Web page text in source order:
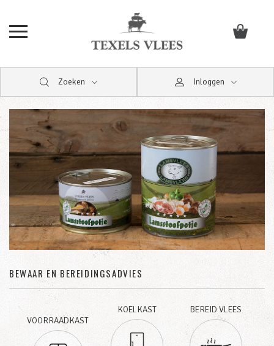
Zoeken Inloggen
BEWAAR EN BEREIDINGSADVIES
VOORRAADKAST
KOELKAST BEREID VLEES